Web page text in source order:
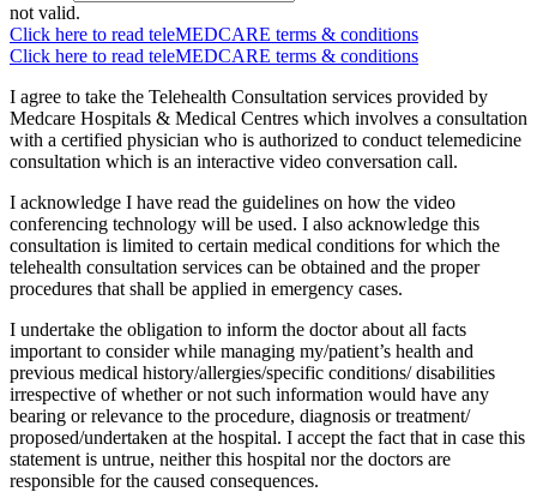
not valid.
Click here to read teleMEDCARE terms & conditions
Click here to read teleMEDCARE terms & conditions
I agree to take the Telehealth Consultation services provided by
Medcare Hospitals & Medical Centres which involves a consultation
with a certified physician who is authorized to conduct telemedicine
consultation which is an interactive video conversation call.
I acknowledge I have read the guidelines on how the video
conferencing technology will be used. I also acknowledge this
consultation is limited to certain medical conditions for which the
telehealth consultation services can be obtained and the proper
procedures that shall be applied in emergency cases.
I undertake the obligation to inform the doctor about all facts
important to consider while managing my/patient’s health and
previous medical history/allergies/specific conditions/ disabilities
irrespective of whether or not such information would have any
bearing or relevance to the procedure, diagnosis or treatment/
proposed/undertaken at the hospital. I accept the fact that in case this
statement is untrue, neither this hospital nor the doctors are
responsible for the caused consequences.